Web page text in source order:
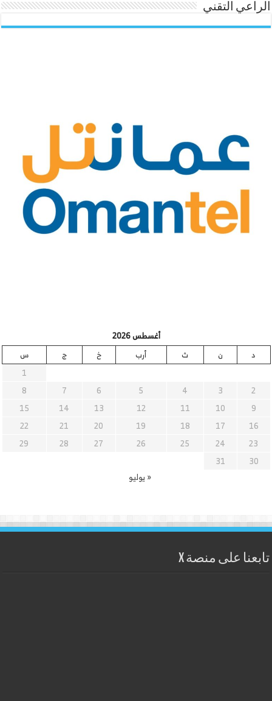
الراعي التقني
أغسطس 2026
د
ن ث أرب خ ج
س
1
2
3
4
5
6
7
8
9
10
11
12
13
14
15
16
17
18
19
20
21
22
23
24
25
26
27
28
29
30
31
« يوليو
تابعنا على منصة X